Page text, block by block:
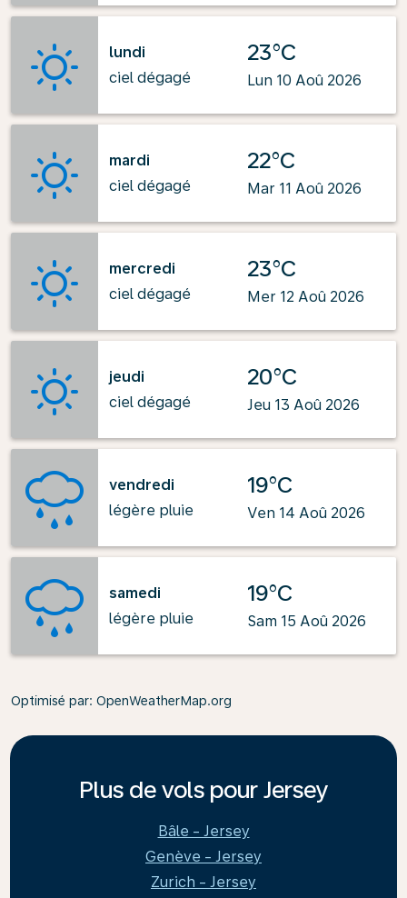
lundi
ciel dégagé
23°C
Lun 10 Aoû 2026
mardi
ciel dégagé
22°C
Mar 11 Aoû 2026
mercredi
ciel dégagé
23°C
Mer 12 Aoû 2026
jeudi
ciel dégagé
20°C
Jeu 13 Aoû 2026
vendredi
légère pluie
19°C
Ven 14 Aoû 2026
samedi
légère pluie
19°C
Sam 15 Aoû 2026
Optimisé par: OpenWeatherMap.org
Plus de vols pour Jersey
Bâle - Jersey
Genève - Jersey
Zurich - Jersey